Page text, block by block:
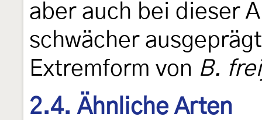
aber auch bei dieser
schwächer
Extremform von B.
2.4. Ähnliche Arten